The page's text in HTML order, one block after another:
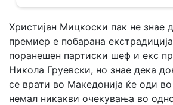
Христијан Мицкоски пак не знае
премиер е побарана
поранешен партиски шеф и екс
Никола Груевски, но знае дека
се врати во Македонија ќе оди
немал никакви очекувања во